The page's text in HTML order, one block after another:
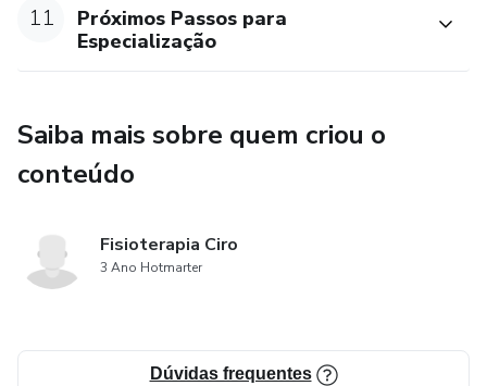
11
Próximos Passos para
Especialização
Saiba mais sobre quem criou o
conteúdo
Fisioterapia Ciro
3 Ano Hotmarter
Dúvidas frequentes